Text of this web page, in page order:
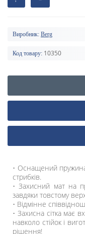
Виробник: Berg
Код товару: 10350
• Оснащений
стрибків.
• Захисний мат на
завдяки товстому
• Відмінне
• Захисна сітка має
навколо стійок і
рішення!